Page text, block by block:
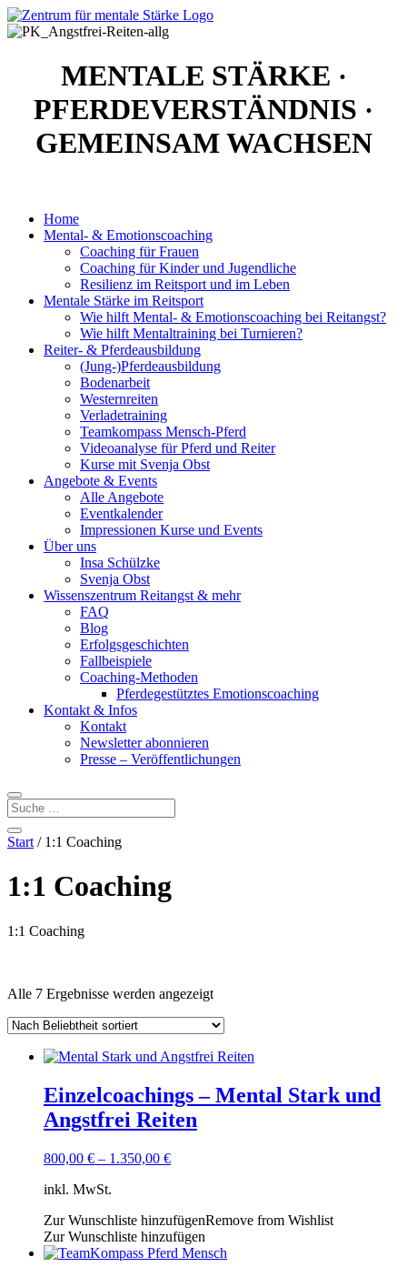
MENTALE STÄRKE ·
PFERDEVERSTÄNDNIS ·
GEMEINSAM WACHSEN
Home
Mental- & Emotionscoaching
Coaching für Frauen
Coaching für Kinder und Jugendliche
Resilienz im Reitsport und im Leben
Mentale Stärke im Reitsport
Wie hilft Mental- & Emotionscoaching bei Reitangst?
Wie hilft Mentaltraining bei Turnieren?
Reiter- & Pferdeausbildung
(Jung-)Pferdeausbildung
Bodenarbeit
Westernreiten
Verladetraining
Teamkompass Mensch-Pferd
Videoanalyse für Pferd und Reiter
Kurse mit Svenja Obst
Angebote & Events
Alle Angebote
Eventkalender
Impressionen Kurse und Events
Über uns
Insa Schülzke
Svenja Obst
Wissenszentrum Reitangst & mehr
FAQ
Blog
Erfolgsgeschichten
Fallbeispiele
Coaching-Methoden
Pferdegestütztes Emotionscoaching
Kontakt & Infos
Kontakt
Newsletter abonnieren
Presse – Veröffentlichungen
Start / 1:1 Coaching
1:1 Coaching
1:1 Coaching
welche Angebotsart?
welches Format?
welches Erfahrungsniveau?
welches Thema?
Filtern
Alle 7 Ergebnisse werden angezeigtNach
sortiert
Einzelcoachings – Mental Stark und
Angstfrei Reiten
800,00 € – 1.350,00 €
inkl. MwSt.
Zur Wunschliste hinzufügenRemove from Wishlist
Zur Wunschliste hinzufügen